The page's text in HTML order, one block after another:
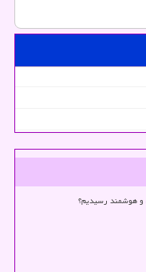
و هوشمند رسیدیم؟